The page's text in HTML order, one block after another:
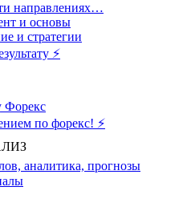
направлениях…
и основы
и стратегии
⚡️
Форекс
по форекс! ⚡
аналитика, прогнозы